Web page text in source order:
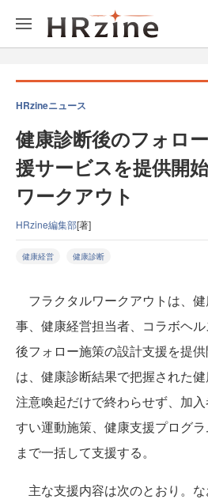
HRzineニュース
健康診断後のフォロ
援サービスを提供開
ワークアウト
HRzine編集部[著]
健康経営 健康診断
フラクタルワークアウトは、
事、健康経営担当者、コラボヘ
後フォロー施策の設計支援を提
は、健康診断結果で把握された
注意喚起だけで終わらせず、加
すい運動施策、健康支援プログ
まで一括して支援する。
主な支援内容は次のとおり。